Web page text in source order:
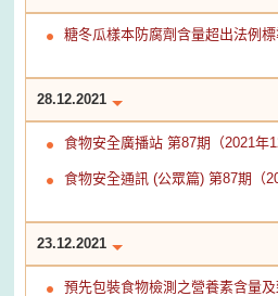
糖冬瓜樣本防腐劑含量超出法例
28.12.2021
食物安全廣播站 第87期（2021年
食物安全通訊 (公眾篇) 第87期（
23.12.2021
預先包裝食物檢測之營養素含量